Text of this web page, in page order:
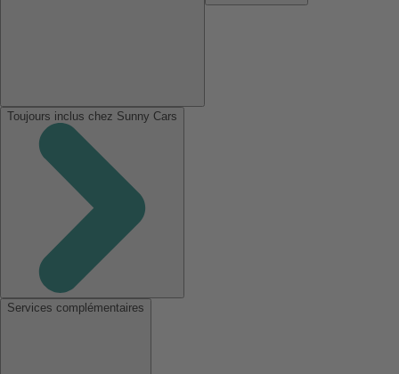
Toujours inclus chez Sunny Cars
Services complémentaires